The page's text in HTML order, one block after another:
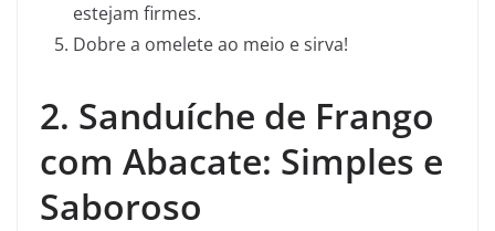
estejam firmes.
Dobre a omelete ao meio e sirva!
2. Sanduíche de Frango
com Abacate: Simples e
Saboroso